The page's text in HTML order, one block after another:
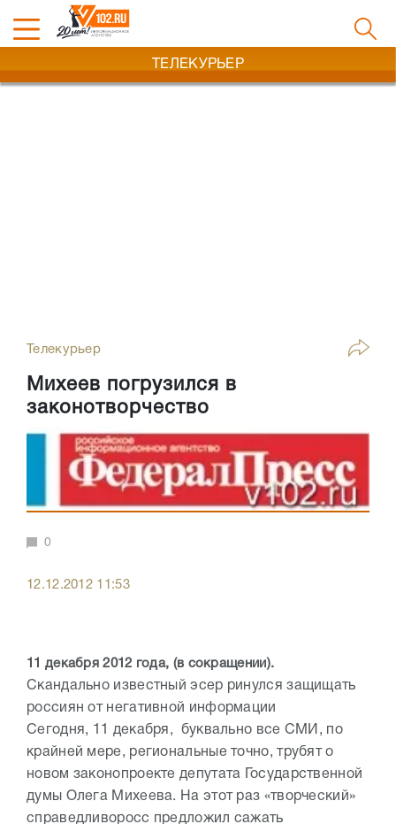
ТЕЛЕКУРЬЕР
Телекурьер
Михеев погрузился в
законотворчество
0
12.12.2012 11:53
11 декабря 2012 года, (в сокращении).
Скандально известный эсер ринулся защищать
россиян от негативной информации
Сегодня, 11 декабря, буквально все СМИ, по
крайней мере, региональные точно, трубят о
новом законопроекте депутата Государственной
думы Олега Михеева. На этот раз «творческий»
справедливоросс предложил сажать